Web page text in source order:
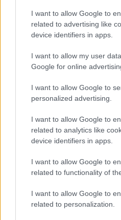
I want to allow Google to
related to advertising like
device identifiers in apps.
I want to allow my user
Google for online
I want to allow Google to
personalized advertising.
I want to allow Google to
related to analytics like
device identifiers in apps.
I want to allow Google to
related to functionality of
I want to allow Google to
related to personalization.
Címkék:programajánló akció
Ajánlott bejegyzések:
Időtlen
színpadán
Új helyszínen,
Könyvekkel,
érkezik a 30.
Könyvfesztivál